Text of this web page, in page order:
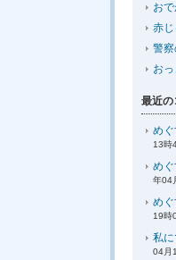
お
赤
警
お
最近の
めぐ
13時
めぐ
年04
めぐ
19時
私に
04月